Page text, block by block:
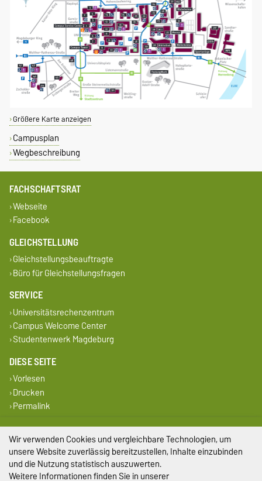
Größere Karte anzeigen
Campusplan
Wegbeschreibung
FACHSCHAFTSRAT
Webseite
Facebook
GLEICHSTELLUNG
Gleichstellungsbeauftragte
Büro für Gleichstellungsfragen
SERVICE
Universitätsrechenzentrum
Campus Welcome Center
Studentenwerk Magdeburg
DIESE SEITE
Vorlesen
Drucken
Permalink
Impressum
Datenschutz
Wir verwenden Cookies und vergleichbare Technologien, um
unsere Website zuverlässig bereitzustellen, Inhalte einzubinden
und die Nutzung statistisch auszuwerten.
Weitere Informationen finden Sie in unserer